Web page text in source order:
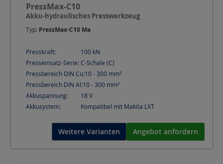
PressMax-C10
Akku-hydraulisches Presswerkzeug
Typ: PressMax-C10 Ma
Presskraft: 100 kN
Presseinsatz-Serie: C-Schale (C)
Pressbereich DIN Cu:10 - 300 mm²
Pressbereich DIN Al:10 - 300 mm²
Akkuspannung:
18V
Akkusystem:
Kompatibel mit Makita LXT
Weitere Varianten Angebot anfordern